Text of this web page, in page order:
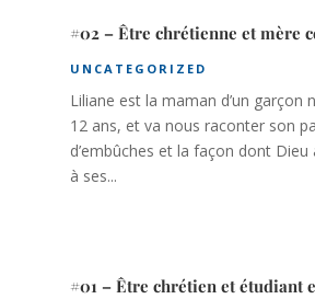
#02 – Être chrétienne et mère
UNCATEGORIZED
Liliane est la maman d’un garçon
12 ans, et va nous raconter son
d’embûches et la façon dont
à ses...
#01 – Être chrétien et étudiant